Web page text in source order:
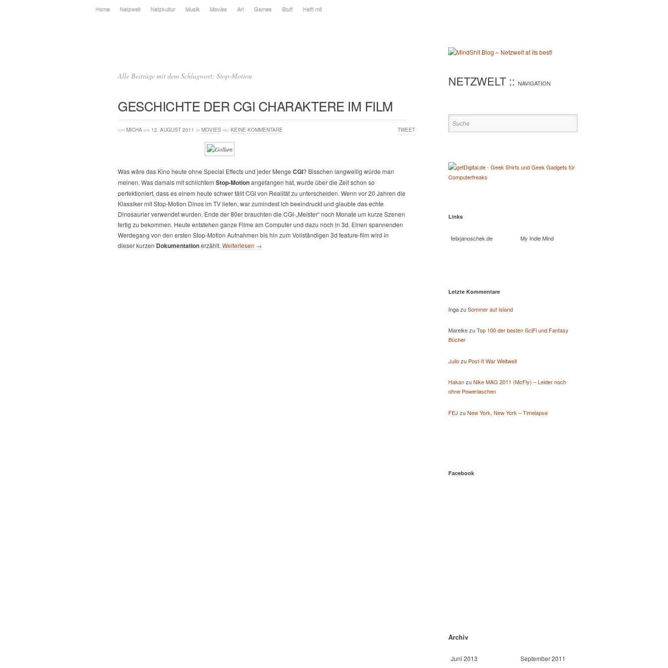
Home Netzwelt Netzkultur Musik Movies Art Games Stuff Helft mit
Alle Beiträge mit dem Schlagwort: Stop-Motion
GESCHICHTE DER CGI CHARAKTERE IM FILM
von MICHA am 12. AUGUST 2011 in MOVIES mit KEINE KOMMENTARE TWEET
Was wäre das Kino heute ohne Special Effects und jeder Menge CGI? Bisschen langweilig würde man
meinen. Was damals mit schlichtem Stop-Motionangefangen hat, wurde über die Zeit schon so
perfektioniert, dass es einem heute schwer fällt CGI von Realität zu unterscheiden. Wenn vor 20 Jahren die
Klassiker mit Stop-Motion Dinos im TV liefen, war zumindest ich beeindruckt und glaubte das echte
Dinosaurier verwendet wurden. Ende der 80er brauchten die CGI-„Meister“ noch Monate um kurze Szenen
fertig zu bekommen. Heute entstehen ganze Filme am Computer und dazu noch in 3d. Einen spannenden
Werdegang von den ersten Stop-Motion Aufnahmen bis hin zum Vollständigen 3d feature-film wird in
dieser kurzen Dokumentationerzählt. Weiterlesen →
NETZWELT :: NAVIGATION
Links
felixjanoschek.de My Indie Mind
Letzte Kommentare
IngazuSommer auf Island
MareikezuTop 100 der besten SciFi und Fantasy
Bücher
Juliozu Post-It War Weltweit
HakanzuNike MAG 2011 (McFly) – Leider noch
ohne Powerlaschen
FEJ zuNew York, New York – Timelapse
Facebook
Archiv
Juni 2013 September 2011